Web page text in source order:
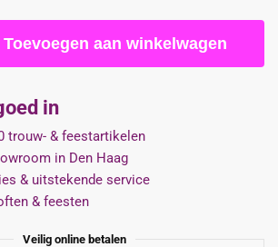
Toevoegen aan winkelwagen
in
trouw- & feestartikelen
in Den Haag
& uitstekende service
& feesten
Veilig online betalen